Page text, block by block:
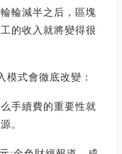
輪減半之后，區塊
的收入就將變得很
式會徹底改變：
手續費的重要性就
。